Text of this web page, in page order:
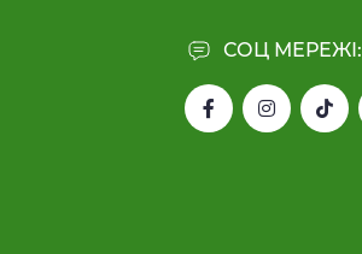
СОЦ МЕРЕЖІ: